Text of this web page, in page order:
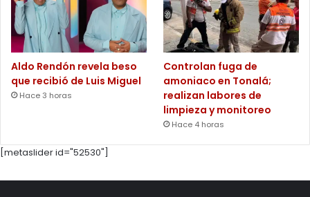
Aldo Rendón revela beso
que recibió de Luis Miguel
Hace 3 horas
Controlan fuga de
amoniaco en Tonalá;
realizan labores de
limpieza y monitoreo
Hace 4 horas
[metaslider id="52530"]